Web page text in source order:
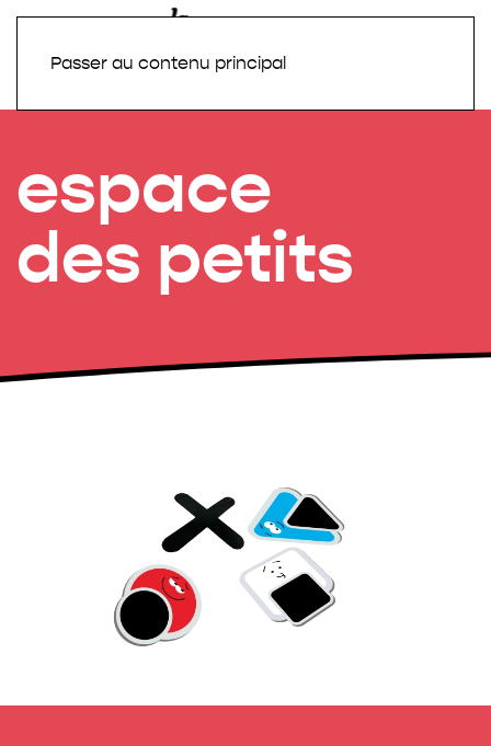
Passer au contenu principal
espace
des petits